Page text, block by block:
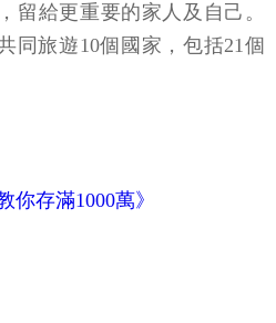
留給更重要的家人及自己。
同旅遊10個國家，包括21個
你存滿1000萬》